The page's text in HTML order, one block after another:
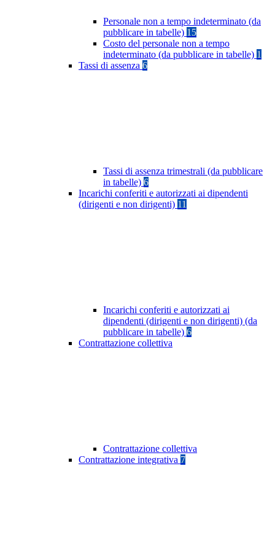
Personale non a tempo indeterminato (da
pubblicare in tabelle) 15
Costo del personale non a tempo
indeterminato (da pubblicare in tabelle) 1
Tassi di assenza 6
Tassi di assenza trimestrali (da pubblicare
in tabelle) 6
Incarichi conferiti e autorizzati ai dipendenti
(dirigenti e non dirigenti) 11
Incarichi conferiti e autorizzati ai
dipendenti (dirigenti e non dirigenti) (da
pubblicare in tabelle) 6
Contrattazione collettiva
Contrattazione collettiva
Contrattazione integrativa 7